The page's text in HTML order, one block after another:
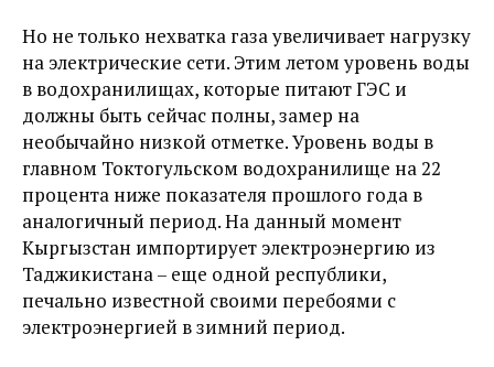
Но не только нехватка газа увеличивает нагрузку
на электрические сети. Этим летом уровень воды
в водохранилищах, которые питают ГЭС и
должны быть сейчас полны, замер на
необычайно низкой отметке. Уровень воды в
главном Токтогульском водохранилище на 22
процента ниже показателя прошлого года в
аналогичный период. На данный момент
Кыргызстан импортирует электроэнергию из
Таджикистана – еще одной республики,
печально известной своими перебоями с
электроэнергией в зимний период.